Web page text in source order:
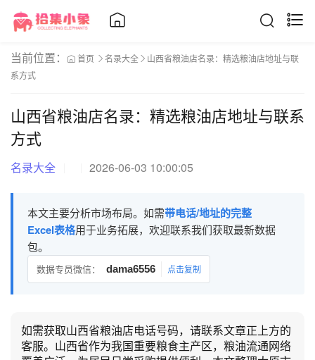
当前位置： 首页 名录大全
山西省粮油店名录：精选粮油店地址与联
系方式
山西省粮油店名录：精选粮油店地址与联系
方式
名录大全 2026-06-03 10:00:05
本文主要分析市场布局。如需带电话/地址的完整
Excel表格用于业务拓展，欢迎联系我们获取最新数据
包。
数据专员微信： dama6556 点击复制
如需获取山西省粮油店电话号码，请联系文章正上方的
客服。山西省作为我国重要粮食主产区，粮油流通网络